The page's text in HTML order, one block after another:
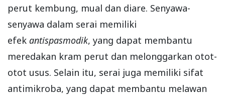
perut kembung, mual dan diare. Senyawa-
senyawa dalam serai memiliki
efek antispasmodik, yang dapat membantu
meredakan kram perut dan melonggarkan otot-
otot usus. Selain itu, serai juga memiliki sifat
antimikroba, yang dapat membantu melawan